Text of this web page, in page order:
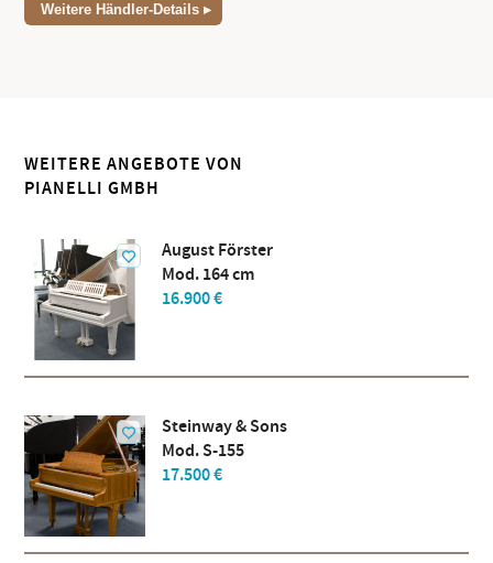
Weitere Händler-Details
WEITERE ANGEBOTE VON
PIANELLI GMBH
August Förster
Mod. 164 cm
16.900 €
Steinway & Sons
Mod. S-155
17.500 €